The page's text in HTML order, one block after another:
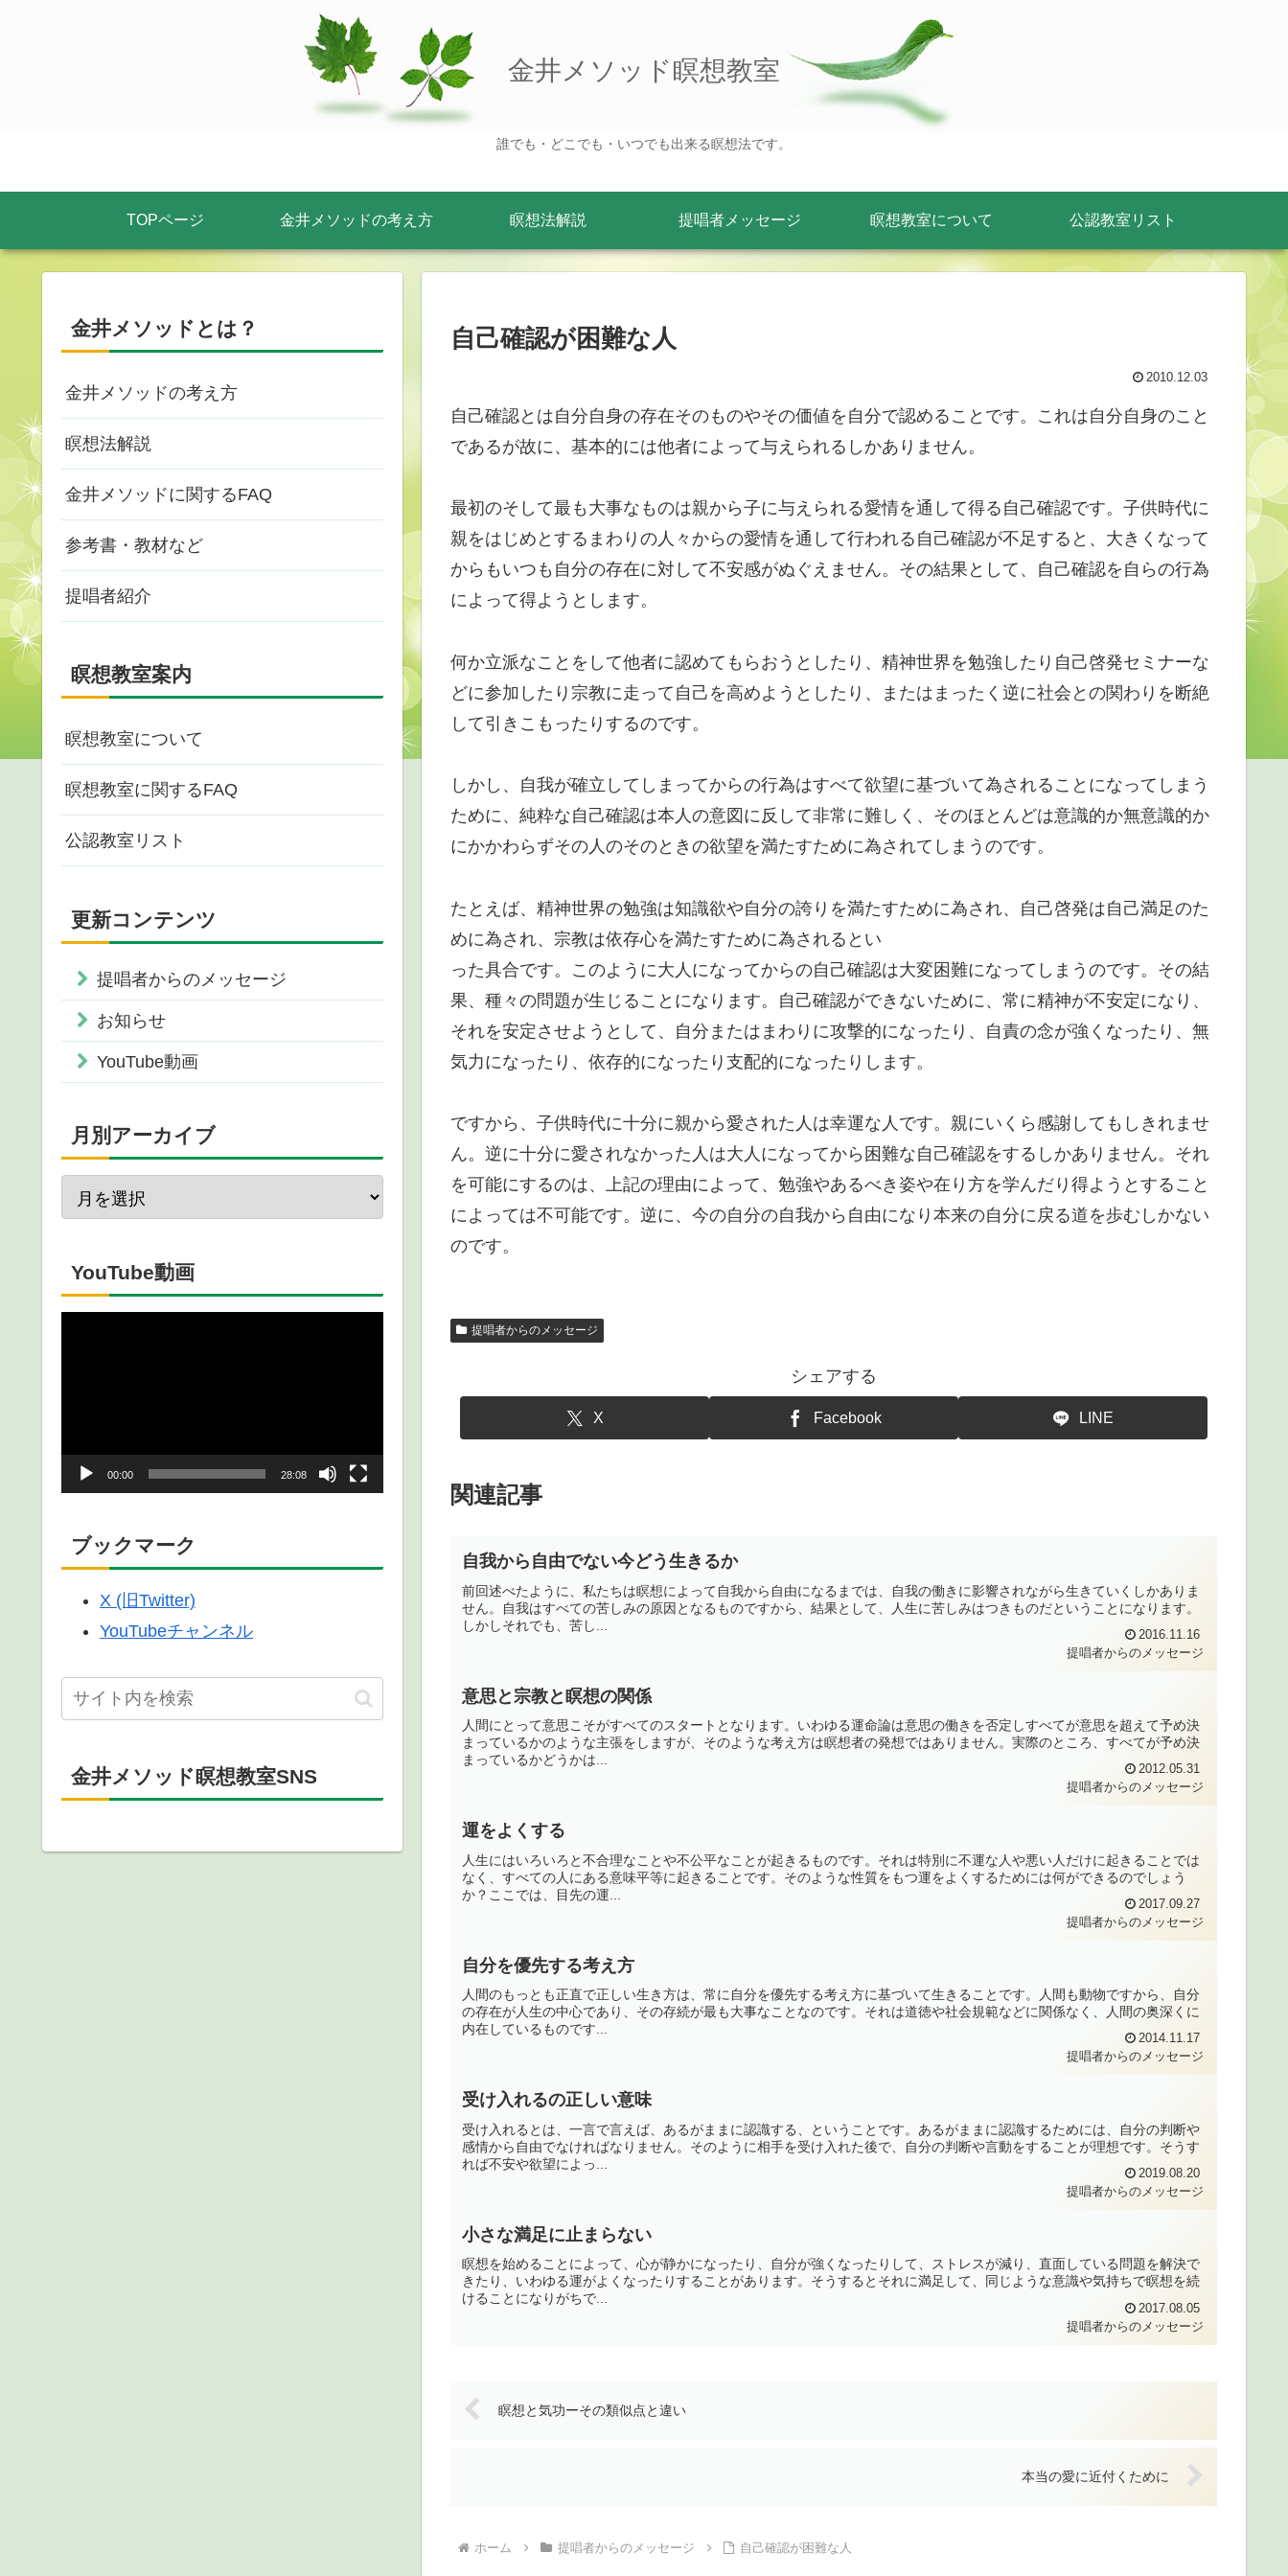
金井メソッド瞑想教室
誰でも・どこでも・いつでも出来る瞑想法です。
TOPページ 金井メソッドの考え方 瞑想法解説 提唱者メッセージ 瞑想教室について 公認教室リスト
自己確認が困難な人
2010.12.03
自己確認とは自分自身の存在そのものやその価値を自分で認めることです。これは自分自身のこと
であるが故に、基本的には他者によって与えられるしかありません。
最初のそして最も大事なものは親から子に与えられる愛情を通して得る自己確認です。子供時代に
親をはじめとするまわりの人々からの愛情を通して行われる自己確認が不足すると、大きくなって
からもいつも自分の存在に対して不安感がぬぐえません。その結果として、自己確認を自らの行為
によって得ようとします。
何か立派なことをして他者に認めてもらおうとしたり、精神世界を勉強したり自己啓発セミナーな
どに参加したり宗教に走って自己を高めようとしたり、またはまったく逆に社会との関わりを断絶
して引きこもったりするのです。
しかし、自我が確立してしまってからの行為はすべて欲望に基づいて為されることになってしまう
ために、純粋な自己確認は本人の意図に反して非常に難しく、そのほとんどは意識的か無意識的か
にかかわらずその人のそのときの欲望を満たすために為されてしまうのです。
たとえば、精神世界の勉強は知識欲や自分の誇りを満たすために為され、自己啓発は自己満足のた
めに為され、宗教は依存心を満たすために為されるとい
った具合です。このように大人になってからの自己確認は大変困難になってしまうのです。その結
果、種々の問題が生じることになります。自己確認ができないために、常に精神が不安定になり、
それを安定させようとして、自分またはまわりに攻撃的になったり、自責の念が強くなったり、無
気力になったり、依存的になったり支配的になったりします。
ですから、子供時代に十分に親から愛された人は幸運な人です。親にいくら感謝してもしきれませ
ん。逆に十分に愛されなかった人は大人になってから困難な自己確認をするしかありません。それ
を可能にするのは、上記の理由によって、勉強やあるべき姿や在り方を学んだり得ようとすること
によっては不可能です。逆に、今の自分の自我から自由になり本来の自分に戻る道を歩むしかない
のです。
提唱者からのメッセージ
シェアする
X Facebook LINE
関連記事
自我から自由でない今どう生きるか
前回述べたように、私たちは瞑想によって自我から自由になるまでは、自我の働きに影響されながら生きていくしかありま
せん。自我はすべての苦しみの原因となるものですから、結果として、人生に苦しみはつきものだということになります。
しかしそれでも、苦し...
2016.11.16
提唱者からのメッセージ
意思と宗教と瞑想の関係
人間にとって意思こそがすべてのスタートとなります。いわゆる運命論は意思の働きを否定しすべてが意思を超えて予め決
まっているかのような主張をしますが、そのような考え方は瞑想者の発想ではありません。実際のところ、すべてが予め決
まっているかどうかは...
2012.05.31
提唱者からのメッセージ
運をよくする
人生にはいろいろと不合理なことや不公平なことが起きるものです。それは特別に不運な人や悪い人だけに起きることでは
なく、すべての人にある意味平等に起きることです。そのような性質をもつ運をよくするためには何ができるのでしょう
か？ここでは、目先の運...
2017.09.27
提唱者からのメッセージ
自分を優先する考え方
人間のもっとも正直で正しい生き方は、常に自分を優先する考え方に基づいて生きることです。人間も動物ですから、自分
の存在が人生の中心であり、その存続が最も大事なことなのです。それは道徳や社会規範などに関係なく、人間の奥深くに
内在しているものです...
2014.11.17
提唱者からのメッセージ
受け入れるの正しい意味
受け入れるとは、一言で言えば、あるがままに認識する、ということです。あるがままに認識するためには、自分の判断や
感情から自由でなければなりません。そのように相手を受け入れた後で、自分の判断や言動をすることが理想です。そうす
れば不安や欲望によっ...
2019.08.20
提唱者からのメッセージ
小さな満足に止まらない
瞑想を始めることによって、心が静かになったり、自分が強くなったりして、ストレスが減り、直面している問題を解決で
きたり、いわゆる運がよくなったりすることがあります。そうするとそれに満足して、同じような意識や気持ちで瞑想を続
けることになりがちで...
2017.08.05
提唱者からのメッセージ
瞑想と気功ーその類似点と違い
本当の愛に近付くために
ホーム 提唱者からのメッセージ 自己確認が困難な人
金井メソッドとは？
金井メソッドの考え方
瞑想法解説
金井メソッドに関するFAQ
参考書・教材など
提唱者紹介
瞑想教室案内
瞑想教室について
瞑想教室に関するFAQ
公認教室リスト
更新コンテンツ
提唱者からのメッセージ
お知らせ
YouTube動画
月別アーカイブ
YouTube動画
00:00 28:08
ブックマーク
X (旧Twitter)
YouTubeチャンネル
金井メソッド瞑想教室SNS